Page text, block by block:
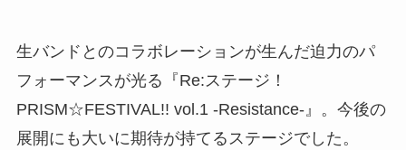
生バンドとのコラボレーションが生んだ迫力のパ
フォーマンスが光る『Re:ステージ！
PRISM☆FESTIVAL!! vol.1 -Resistance-』。今後の
展開にも大いに期待が持てるステージでした。